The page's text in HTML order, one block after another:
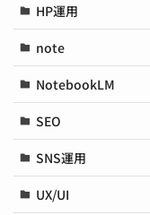
HP運用
note
NotebookLM
SEO
SNS運用
UX/UI